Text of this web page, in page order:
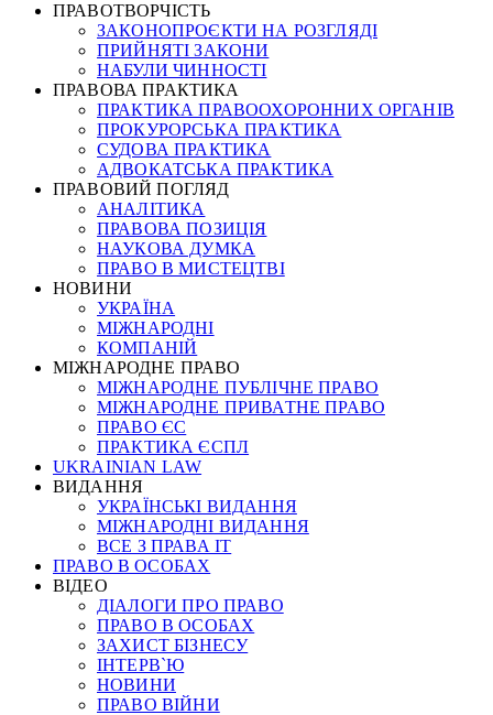
ПРАВОТВОРЧІСТЬ
ЗАКОНОПРОЄКТИ НА РОЗГЛЯДІ
ПРИЙНЯТІ ЗАКОНИ
НАБУЛИ ЧИННОСТІ
ПРАВОВА ПРАКТИКА
ПРАКТИКА ПРАВООХОРОННИХ ОРГАНІВ
ПРОКУРОРСЬКА ПРАКТИКА
СУДОВА ПРАКТИКА
АДВОКАТСЬКА ПРАКТИКА
ПРАВОВИЙ ПОГЛЯД
АНАЛІТИКА
ПРАВОВА ПОЗИЦІЯ
НАУКОВА ДУМКА
ПРАВО В МИСТЕЦТВІ
НОВИНИ
УКРАЇНА
МІЖНАРОДНІ
КОМПАНІЙ
МІЖНАРОДНЕ ПРАВО
МІЖНАРОДНЕ ПУБЛІЧНЕ ПРАВО
МІЖНАРОДНЕ ПРИВАТНЕ ПРАВО
ПРАВО ЄС
ПРАКТИКА ЄСПЛ
UKRAINIAN LAW
ВИДАННЯ
УКРАЇНСЬКІ ВИДАННЯ
МІЖНАРОДНІ ВИДАННЯ
ВСЕ З ПРАВА ІТ
ПРАВО В ОСОБАХ
ВІДЕО
ДІАЛОГИ ПРО ПРАВО
ПРАВО В ОСОБАХ
ЗАХИСТ БІЗНЕСУ
ІНТЕРВ`Ю
НОВИНИ
ПРАВО ВІЙНИ